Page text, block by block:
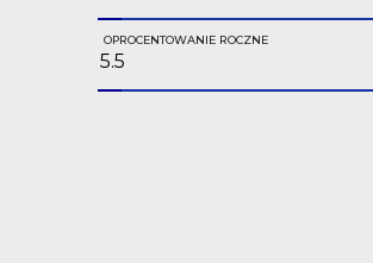
OPROCENTOWANIE ROCZNE